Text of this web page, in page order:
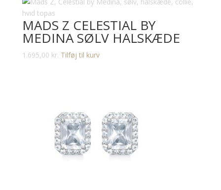
MADS Z CELESTIAL BY
MEDINA SØLV HALSKÆDE
1.695,00 kr. Tilføj til kurv